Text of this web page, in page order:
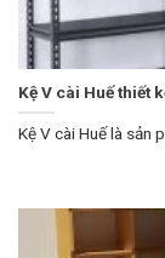
Kệ V cài Huế thiết
Kệ V cài Huế là sản